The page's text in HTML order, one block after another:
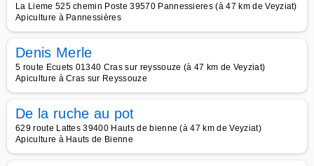
La Lieme 525 chemin Poste 39570 Pannessieres (à 47 km de Veyziat)
Apiculture à Pannessières
Denis Merle
5 route Ecuets 01340 Cras sur reyssouze (à 47 km de Veyziat)
Apiculture à Cras sur Reyssouze
De la ruche au pot
629 route Lattes 39400 Hauts de bienne (à 47 km de Veyziat)
Apiculture à Hauts de Bienne